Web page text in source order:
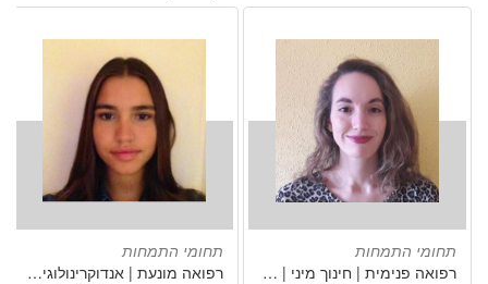
תחומי התמחות
רפואה פנימית | חינוך מיני | פתלוגיה קלינית/רפואה מעבדתית/לימודי מעבדה קליניים | ספרות אנגלית | אמנות יפה
תחומי התמחות
רפואה מונעת | אנדוקרינולוגיה | דיאטטיקה | ניתוח פלסטי | גנטיקה